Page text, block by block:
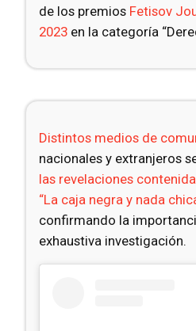
de los premios Fetisov
2023 en la categoría
Distintos medios de
nacionales y extranjeros
las revelaciones
“La caja negra y nada
confirmando la
exhaustiva investigación.